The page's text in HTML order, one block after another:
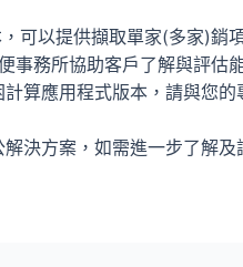
可以提供擷取單家(多家)銷
務所協助客戶了解與評估
算應用程式版本，請與您
決方案，如需進一步了解及